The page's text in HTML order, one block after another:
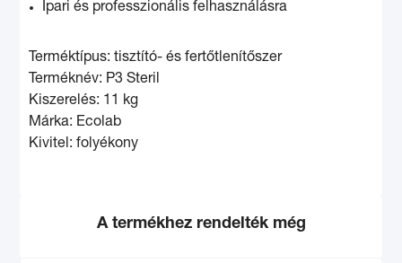
Ipari és professzionális felhasználásra
Terméktípus: tisztító- és fertőtlenítőszer
Terméknév: P3 Steril
Kiszerelés: 11 kg
Márka: Ecolab
Kivitel: folyékony
A termékhez rendelték még